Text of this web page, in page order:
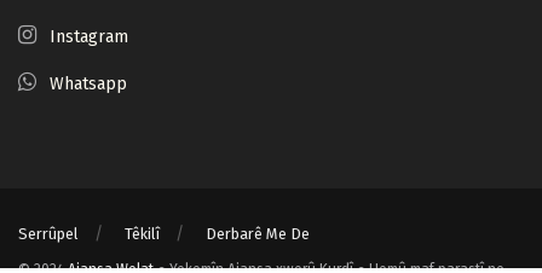
Instagram
Whatsapp
Serrûpel Têkilî Derbarê Me De
© 2024Ajansa Welat● Yekemîn Ajansa xwerû Kurdî ● Hemû maf parastî ne